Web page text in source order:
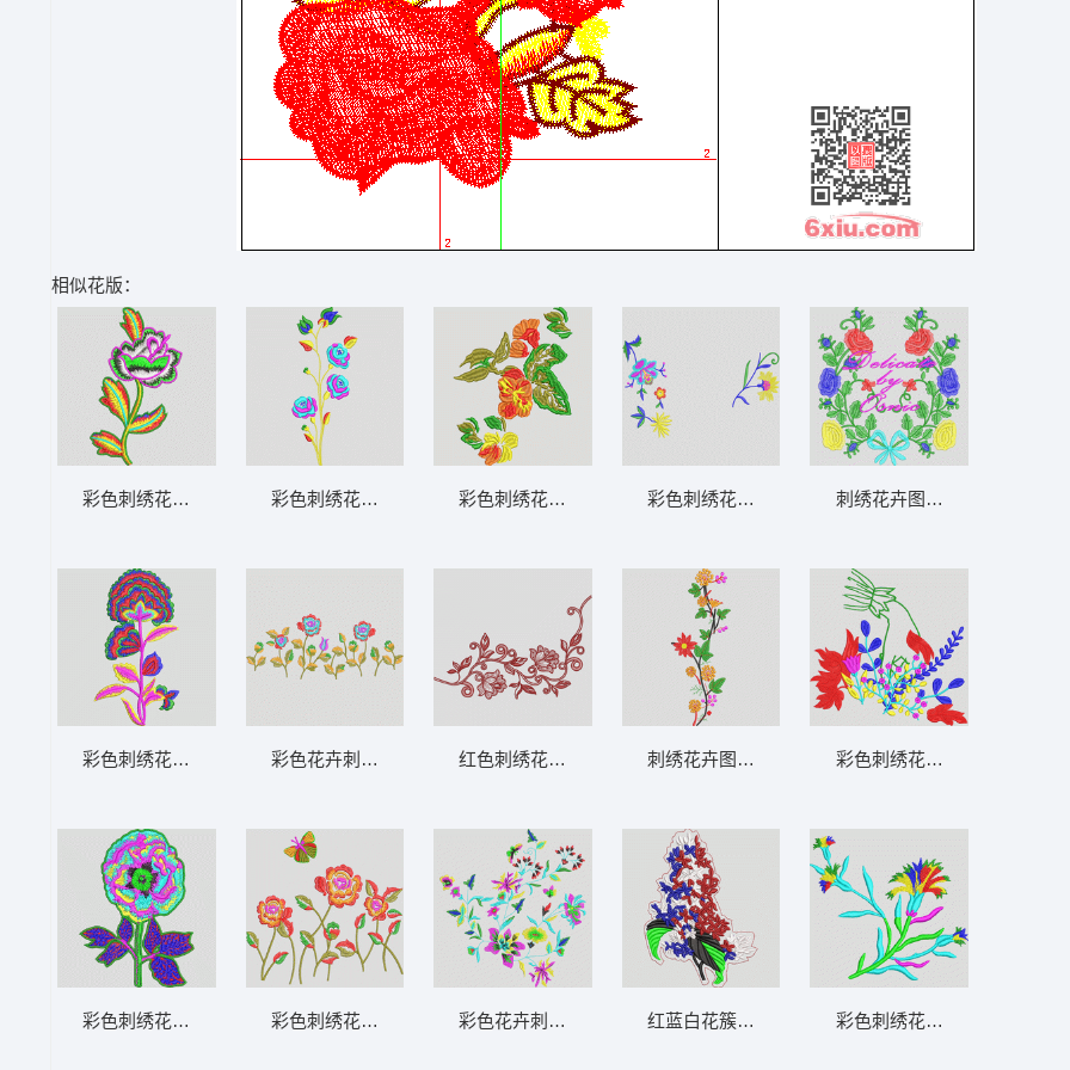
相似花版：
彩色刺绣花卉图案 花卉 衣裤裙鞋包通用
彩色刺绣花卉图案 花卉 衣裤裙鞋包通用
彩色刺绣花朵图案 花卉 衣裤裙鞋包通用
彩色刺绣花卉图案 花卉 衣裤裙鞋包通用
彩色花卉刺绣图案 花卉 衣裤裙鞋包通用
彩色刺绣花卉与蝴蝶图案 花卉 衣裤裙鞋包通
彩色刺绣花卉图案 花卉 衣裤裙鞋包通用
红色刺绣花卉图案 花卉 衣裤裙鞋包通用
彩色花卉刺绣图案 花卉 衣裤裙鞋包通用
彩色刺绣花卉图案 花卉 衣裤裙鞋包通用
刺绣花卉图案 花卉 衣裤裙鞋包通用
红蓝白花簇绣片 花卉 衣裤裙鞋包通用
刺绣花卉图案设计 花卉 衣裤
彩色刺绣花卉图案 花卉 衣裤
彩色刺绣花卉图案 花卉 衣裤